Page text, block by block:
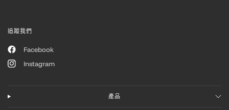
追蹤我們
Facebook
Instagram
產品